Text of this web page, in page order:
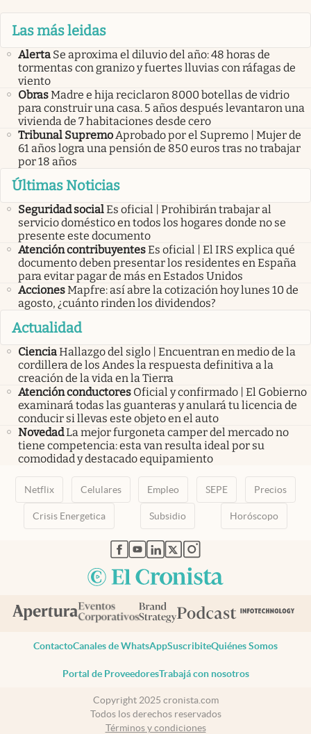
Las más leidas
Alerta Se aproxima el diluvio del año: 48 horas de
tormentas con granizo y fuertes lluvias con ráfagas de
viento
ObrasMadre e hija reciclaron 8000 botellas de vidrio
para construir una casa. 5 años después levantaron una
vivienda de 7 habitaciones desde cero
Tribunal SupremoAprobado por el Supremo | Mujer de
61 años logra una pensión de 850 euros tras no trabajar
por 18 años
Últimas Noticias
Seguridad socialEs oficial | Prohibirán trabajar al
servicio doméstico en todos los hogares donde no se
presente este documento
Atención contribuyentesEs oficial | El IRS explica qué
documento deben presentar los residentes en España
para evitar pagar de más en Estados Unidos
AccionesMapfre: así abre la cotización hoy lunes 10 de
agosto, ¿cuánto rinden los dividendos?
Actualidad
CienciaHallazgo del siglo | Encuentran en medio de la
cordillera de los Andes la respuesta definitiva a la
creación de la vida en la Tierra
Atención conductores Oficial y confirmado | El Gobierno
examinará todas las guanteras y anulará tu licencia de
conducir si llevas este objeto en el auto
NovedadLa mejor furgoneta camper del mercado no
tiene competencia: esta van resulta ideal por su
comodidad y destacado equipamiento
Netflix Celulares Empleo SEPE Precios
Crisis Energetica Subsidio Horóscopo
abre en nueva pestaña
abre en nueva pestaña
abre en nueva pestaña
abre en nueva pestaña
abre en nueva pestaña
ContactoCanales de WhatsAppSuscribiteQuiénes Somos
Portal de ProveedoresTrabajá con nosotros
Copyright 2025 cronista.com
Todos los derechos reservados
Términos y condiciones